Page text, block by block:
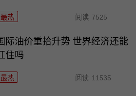
最热 阅读 7525
际油价重拾升势 世界经济还能
住吗
最热 阅读 11535